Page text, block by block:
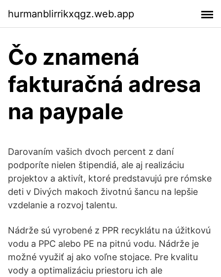
hurmanblirrikxqgz.web.app
Čo znamená
fakturačná adresa
na paypale
Darovaním vašich dvoch percent z daní
podporíte nielen štipendiá, ale aj realizáciu
projektov a aktivít, ktoré predstavujú pre rómske
deti v Divých makoch životnú šancu na lepšie
vzdelanie a rozvoj talentu.
Nádrže sú vyrobené z PPR recyklátu na úžitkovú
vodu a PPC alebo PE na pitnú vodu. Nádrže je
možné využiť aj ako voľne stojace. Pre kvalitu
vody a optimalizáciu priestoru ich ale